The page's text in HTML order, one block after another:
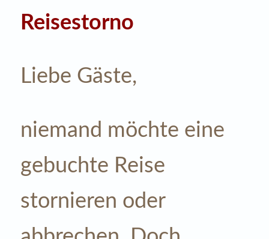
Reisestorno
Liebe Gäste,
niemand möchte eine
gebuchte Reise
stornieren oder